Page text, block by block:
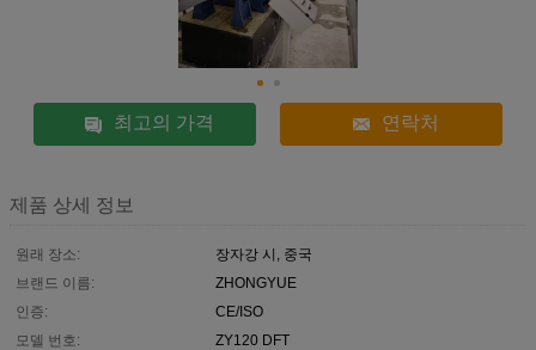
최고의 가격 연락처
제품 상세 정보
원래 장소:
장자강 시, 중국
브랜드 이름:
ZHONGYUE
인증:
CE/ISO
모델 번호:
ZY120 DFT